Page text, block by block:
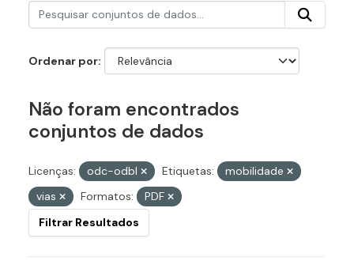
Ordenar por
Não foram encontrados
conjuntos de dados
Licenças: odc-odbl Etiquetas:
mobilidade
vias
Formatos:
PDF
Filtrar Resultados